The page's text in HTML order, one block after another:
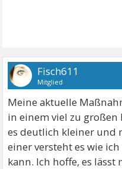
Fisch611
Mitglied
Meine aktuelle
in einem viel zu großen
es deutlich kleiner und
einer versteht es wie
kann. Ich hoffe, es lässt